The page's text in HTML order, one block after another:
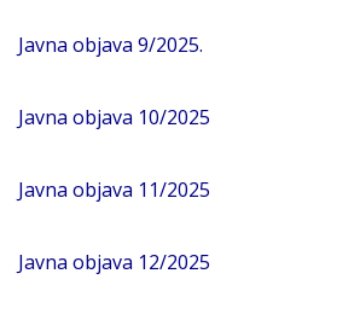
Javna objava 9/2025.
Javna objava 10/2025
Javna objava 11/2025
Javna objava 12/2025